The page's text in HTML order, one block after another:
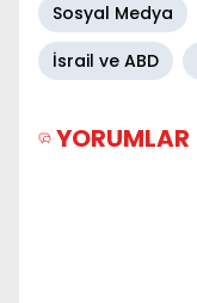
Sosyal Medya
İsrail ve ABD
YORUMLAR